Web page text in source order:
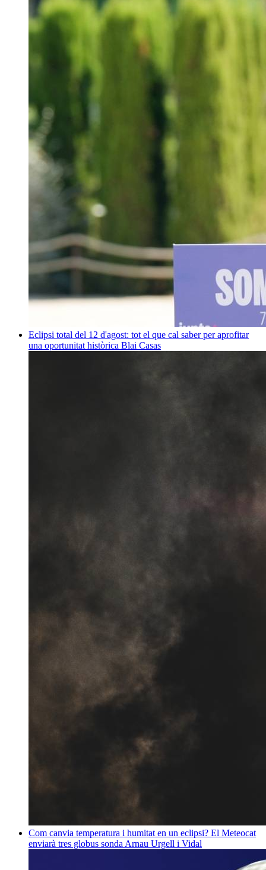
Eclipsi total del 12 d'agost: tot el que cal saber per aprofitar
una oportunitat històrica Blai Casas
Com canvia temperatura i humitat en un eclipsi? El Meteocat
enviarà tres globus sonda Arnau Urgell i Vidal